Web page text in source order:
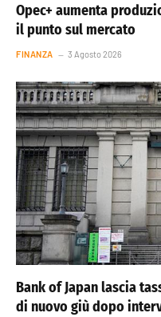
Opec+ aumenta
il punto sul mercato
FINANZA 3 Agosto 2026
Bank of Japan lascia
di nuovo giù dopo